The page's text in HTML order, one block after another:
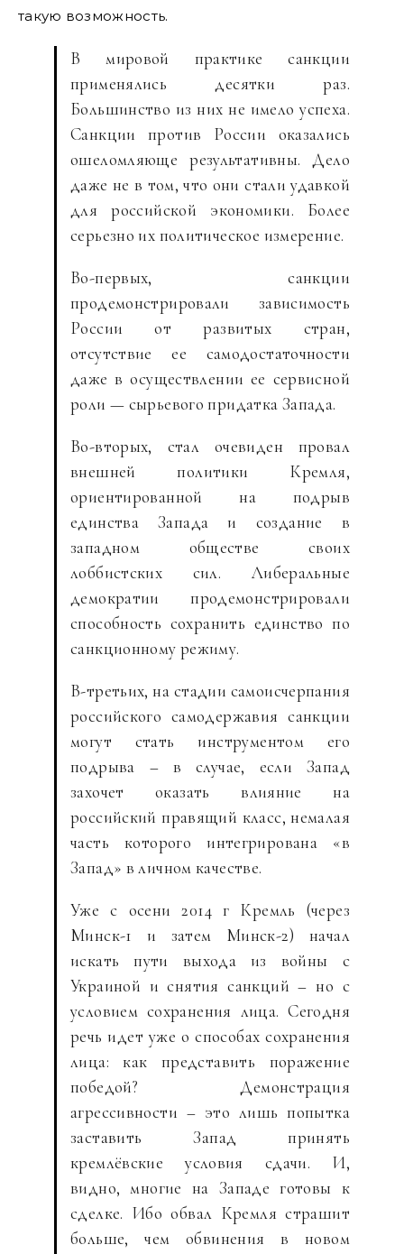
такую возможность.
В мировой практике санкции
применялись десятки раз.
Большинство из них не имело успеха.
Санкции против России оказались
ошеломляюще результативны. Дело
даже не в том, что они стали удавкой
для российской экономики. Более
серьезно их политическое измерение.
Во-первых, санкции
продемонстрировали зависимость
России от развитых стран,
отсутствие ее самодостаточности
даже в осуществлении ее сервисной
роли — сырьевого придатка Запада.
Во-вторых, стал очевиден провал
внешней политики Кремля,
ориентированной на подрыв
единства Запада и создание в
западном обществе своих
лоббистских сил. Либеральные
демократии продемонстрировали
способность сохранить единство по
санкционному режиму.
В-третьих, на стадии самоисчерпания
российского самодержавия санкции
могут стать инструментом его
подрыва – в случае, если Запад
захочет оказать влияние на
российский правящий класс, немалая
часть которого интегрирована «в
Запад» в личном качестве.
Уже с осени 2014 г Кремль (через
Минск-1 и затем Минск-2) начал
искать пути выхода из войны с
Украиной и снятия санкций – но с
условием сохранения лица. Сегодня
речь идет уже о способах сохранения
лица: как представить поражение
победой? Демонстрация
агрессивности – это лишь попытка
заставить Запад принять
кремлёвские условия сдачи. И,
видно, многие на Западе готовы к
сделке. Ибо обвал Кремля страшит
больше, чем обвинения в новом